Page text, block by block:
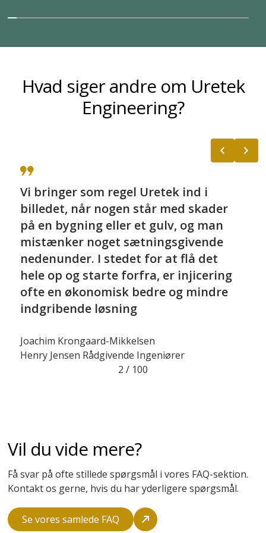
Hvad siger andre om Uretek
Engineering?
Vi bringer som regel Uretek ind i
billedet, når nogen står med skader
på en bygning eller et gulv, og man
mistænker noget sætningsgivende
nedenunder. I stedet for at flå det
hele op og starte forfra, er injicering
ofte en økonomisk bedre og mindre
indgribende løsning
Joachim Krongaard-Mikkelsen
Henry Jensen Rådgivende Ingeniører
2 / 100
Vil du vide mere?
Få svar på ofte stillede spørgsmål i vores FAQ-sektion.
Kontakt os gerne, hvis du har yderligere spørgsmål.
Se vores samlede FAQ